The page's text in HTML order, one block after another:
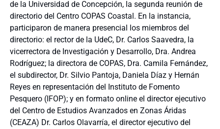
de la Universidad de Concepción, la segunda reunión de
directorio del Centro COPAS Coastal. En la instancia,
participaron de manera presencial los miembros del
directorio: el rector de la UdeC, Dr. Carlos Saavedra, la
vicerrectora de Investigación y Desarrollo, Dra. Andrea
Rodríguez; la directora de COPAS, Dra. Camila Fernández,
el subdirector, Dr. Silvio Pantoja, Daniela Díaz y Hernán
Reyes en representación del Instituto de Fomento
Pesquero (IFOP); y en formato online el director ejecutivo
del Centro de Estudios Avanzados en Zonas Áridas
(CEAZA) Dr. Carlos Olavarría, el director ejecutivo del